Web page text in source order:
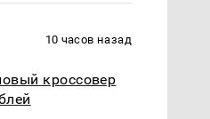
10 часов назад
кроссовер